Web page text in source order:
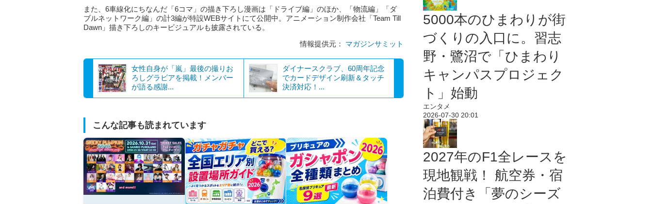
また、6車線化にちなんだ「6コマ」の描き下ろし漫画は「ドライブ編」のほか、「物流編」「ダ
ブルネットワーク編」の計3編が特設WEBサイトにて公開中。アニメーション制作会社「Team Till
Dawn」描き下ろしのキービジュアルも披露されている。
情報提供元： マガジンサミット
女性自身が「嵐」最後の撮りお
ろしグラビアを掲載！メンバー
が語る感謝...
ダイナースクラブ、60周年記念
でカードデザイン刷新＆タッチ
決済対応！...
こんな記事も読まれています
5000本のひまわりが街
づくりの入口に。習志
野・鷺沼で「ひまわり
キャンパスプロジェク
ト」始動
エンタメ
2026-07-30 20:01
2027年のF1全レースを
現地観戦！ 航空券・宿
泊費付き「夢のシーズ